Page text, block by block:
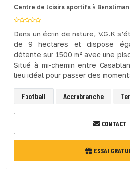
Centre de loisirs sportifs à
Dans un écrin de nature, V.G.K
de 9 hectares et dispose
détente sur 1500 m² avec une
Situé à mi-chemin entre
lieu idéal pour passer des
Football Accrobranche
CONTACT
ESSAI